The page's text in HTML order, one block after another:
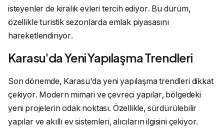
isteyenler de kiralık evleri tercih ediyor. Bu durum,
özellikle turistik sezonlarda emlak piyasasını
hareketlendiriyor.
Karasu'da Yeni Yapılaşma Trendleri
Son dönemde, Karasu'da yeni yapılaşma trendleri dikkat
çekiyor. Modern mimari ve çevreci yapılar, bölgedeki
yeni projelerin odak noktası. Özellikle, sürdürülebilir
yapılar ve akıllı ev sistemleri, alıcıların ilgisini çekiyor.